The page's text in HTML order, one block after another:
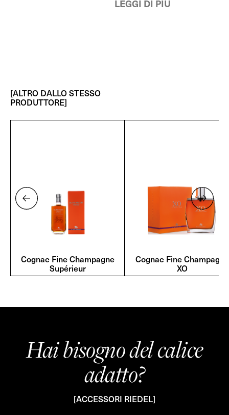
LEGGI DI PIÙ
[ALTRO DALLO STESSO
PRODUTTORE]
Cognac Fine Champagne
Supérieur
Cognac Fine Champagne
XO
Hai bisogno del calice
adatto?
[ACCESSORI RIEDEL]